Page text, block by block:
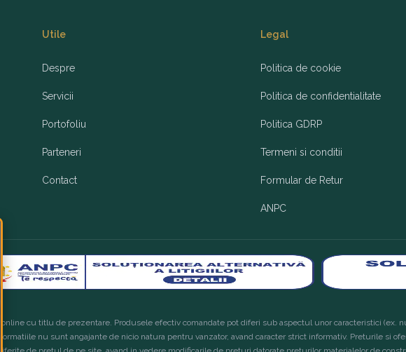
Utile
Despre
Servicii
Portofoliu
Parteneri
Contact
Legal
Politica de cookie
Politica de confidentialitate
Politica GDRP
Termeni si conditii
Formular de Retur
ANPC
cu titlu de prezentare. Produsele efectiv comandate pot diferi sub aspectul unor caracteristici
nu sunt angajante de nicio natura pentru vanzator, avand caracter strict informativ. Preturile si